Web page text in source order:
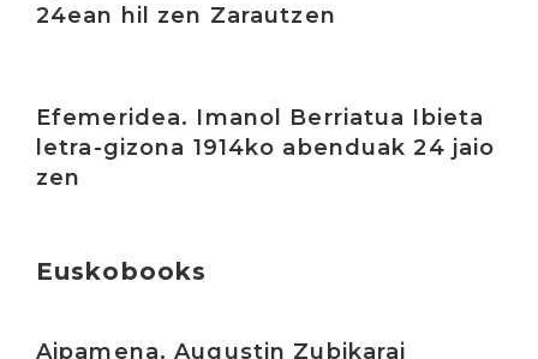
24ean hil zen Zarautzen
Efemeridea. Imanol Berriatua Ibieta
letra-gizona 1914ko abenduak 24 jaio
zen
Euskobooks
Aipamena. Augustin Zubikarai